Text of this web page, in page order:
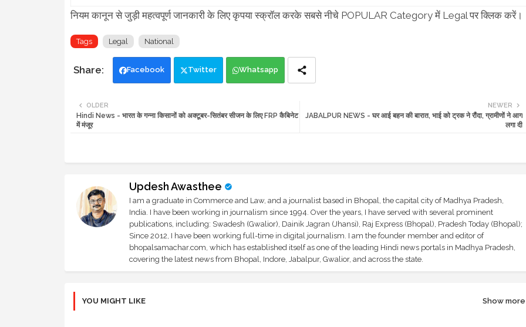
नियम कानून से जुड़ी महत्वपूर्ण जानकारी के लिए कृपया स्क्रॉल करके सबसे नीचे POPULAR Category में Legal पर क्लिक करें।
Tags Legal National
Facebook Twitter Whatsapp
NEWER
JABALPUR NEWS - घर आई बहन की बारात, भाई को ट्रक ने रौंदा, ग्रामीणों ने आग
लगा दी
OLDER
Hindi News - भारत के गन्ना किसानों को अक्टूबर-सितंबर सीजन के लिए FRP कैबिनेट
में मंजूर
Updesh Awasthee
I am a graduate in Commerce and Law, and a journalist based in Bhopal, the capital city of Madhya Pradesh,
India. I have been working in journalism since 1994. Over the years, I have served with several prominent
publications, including: Swadesh (Gwalior), Dainik Jagran (Jhansi), Raj Express (Bhopal), Pradesh Today (Bhopal);
Since 2012, I have been working full-time in digital journalism. I am the founder member and editor of
bhopalsamachar.com, which has established itself as one of the leading Hindi news portals in Madhya Pradesh,
covering the latest news from Bhopal, Indore, Jabalpur, Gwalior, and across the state.
YOU MIGHT LIKE Show more